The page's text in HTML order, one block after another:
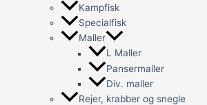
Kampfisk
Specialfisk
Maller
L Maller
Pansermaller
Div. maller
Rejer, krabber og snegle